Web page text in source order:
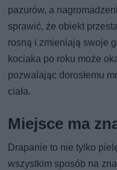
pazurów, a
sprawić, że obiekt
rosną i zmieniają swoje
kociaka po roku może
pozwalając dorosłemu
ciała.
Miejsce ma
Drapanie to nie tylko
wszystkim sposób na